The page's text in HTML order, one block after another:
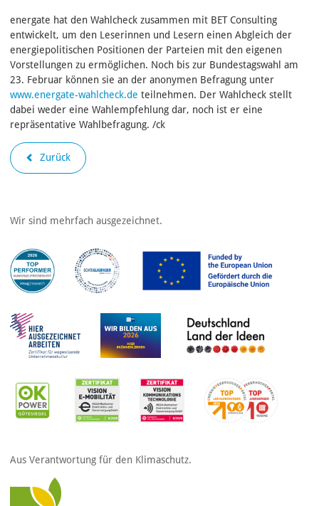
energate hat den Wahlcheck zusammen mit BET Consulting
entwickelt, um den Leserinnen und Lesern einen Abgleich der
energiepolitischen Positionen der Parteien mit den eigenen
Vorstellungen zu ermöglichen. Noch bis zur Bundestagswahl am
23. Februar können sie an der anonymen Befragung unter
www.energate-wahlcheck.de teilnehmen. Der Wahlcheck stellt
dabei weder eine Wahlempfehlung dar, noch ist er eine
repräsentative Wahlbefragung. /ck
Zurück
Wir sind mehrfach ausgezeichnet.
Aus Verantwortung für den Klimaschutz.